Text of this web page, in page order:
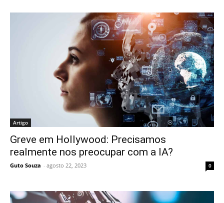
Artigo
Greve em Hollywood: Precisamos
realmente nos preocupar com a IA?
Guto Souza - agosto 22, 2023 0